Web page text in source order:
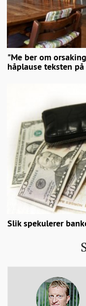
"Me ber om
håplause teksten
Slik spekulerer